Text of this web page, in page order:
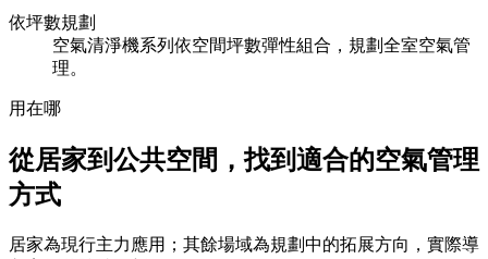
依坪數規劃
空氣清淨機系列依空間坪數彈性組合，規劃全室空氣管
理。
用在哪
從居家到公共空間，找到適合的空氣管理
方式
居家為現行主力應用；其餘場域為規劃中的拓展方向，實際導